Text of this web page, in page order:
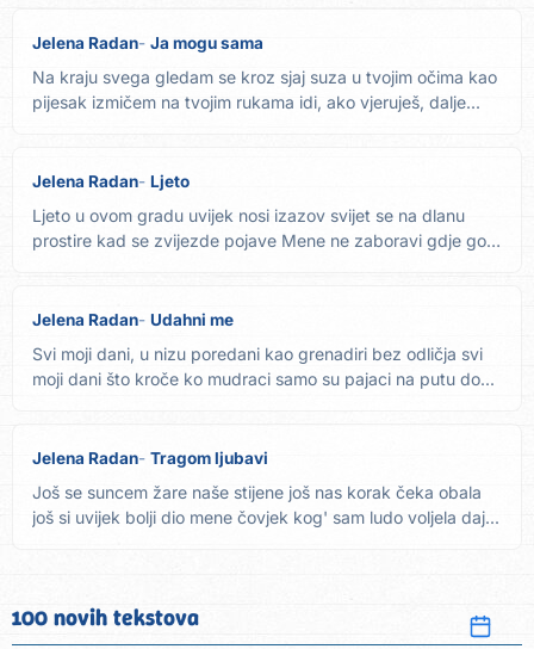
Jelena Radan Ja mogu sama
Na kraju svega gledam se kroz sjaj suza u tvojim očima kao
pijesak izmičem na tvojim rukama idi, ako vjeruješ, dalje...
Jelena Radan Ljeto
Ljeto u ovom gradu uvijek nosi izazov svijet se na dlanu
prostire kad se zvijezde pojave Mene ne zaboravi gdje god
Jelena Radan Udahni me
Svi moji dani, u nizu poredani kao grenadiri bez odličja svi
moji dani što kroče ko mudraci samo su pajaci na putu do...
Jelena Radan Tragom ljubavi
Još se suncem žare naše stijene još nas korak čeka obala
još si uvijek bolji dio mene čovjek kog' sam ludo voljela daj...
100 novih tekstova